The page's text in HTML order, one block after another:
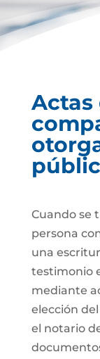
Actas
Cuando se
persona
una
testimonio
mediante
elección
el notario